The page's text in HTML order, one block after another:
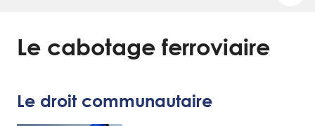
Le cabotage ferroviaire
Le droit communautaire